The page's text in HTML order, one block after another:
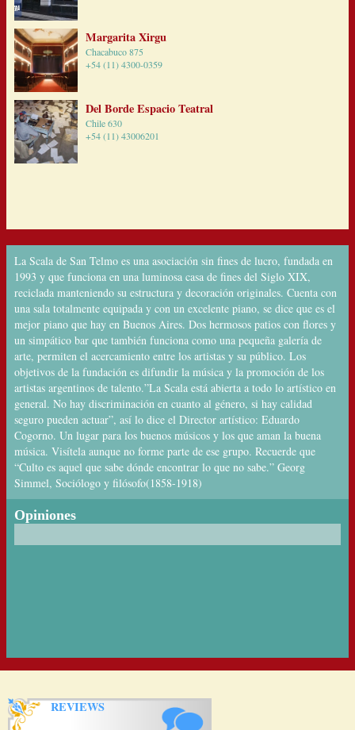
Margarita Xirgu
Chacabuco 875
+54 (11) 4300-0359
Del Borde Espacio Teatral
Chile 630
+54 (11) 43006201
La Scala de San Telmo es una asociación sin fines de lucro, fundada en
1993 y que funciona en una luminosa casa de fines del Siglo XIX,
reciclada manteniendo su estructura y decoración originales. Cuenta con
una sala totalmente equipada y con un excelente piano, se dice que es el
mejor piano que hay en Buenos Aires. Dos hermosos patios con flores y
un simpático bar que también funciona como una pequeña galería de
arte, permiten el acercamiento entre los artistas y su público. Los
objetivos de la fundación es difundir la música y la promoción de los
artistas argentinos de talento.”La Scala está abierta a todo lo artístico en
general. No hay discriminación en cuanto al género, si hay calidad
seguro pueden actuar”, así lo dice el Director artístico: Eduardo
Cogorno. Un lugar para los buenos músicos y los que aman la buena
música. Visítela aunque no forme parte de ese grupo. Recuerde que
“Culto es aquel que sabe dónde encontrar lo que no sabe.” Georg
Simmel, Sociólogo y filósofo(1858-1918)
Opiniones
REVIEWS